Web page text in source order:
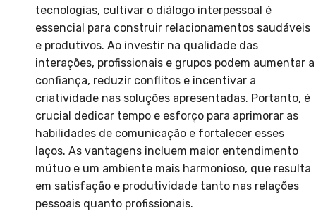
tecnologias, cultivar o diálogo interpessoal é
essencial para construir relacionamentos saudáveis
e produtivos. Ao investir na qualidade das
interações, profissionais e grupos podem aumentar a
confiança, reduzir conflitos e incentivar a
criatividade nas soluções apresentadas. Portanto, é
crucial dedicar tempo e esforço para aprimorar as
habilidades de comunicação e fortalecer esses
laços. As vantagens incluem maior entendimento
mútuo e um ambiente mais harmonioso, que resulta
em satisfação e produtividade tanto nas relações
pessoais quanto profissionais.